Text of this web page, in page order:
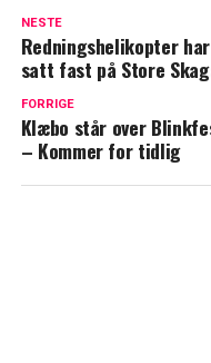
NESTE
Redningshelikopter
satt fast på Store
FORRIGE
Klæbo står over
– Kommer for tidlig